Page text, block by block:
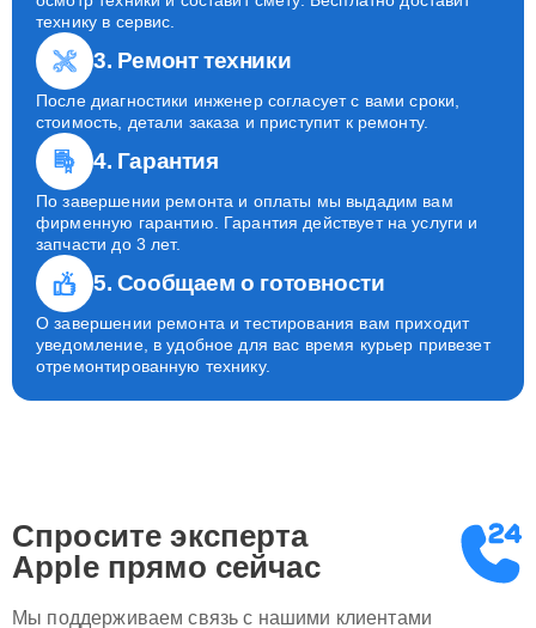
осмотр техники и составит смету. Бесплатно доставит
технику в сервис.
3. Ремонт техники
После диагностики инженер согласует с вами сроки,
стоимость, детали заказа и приступит к ремонту.
4. Гарантия
По завершении ремонта и оплаты мы выдадим вам
фирменную гарантию. Гарантия действует на услуги и
запчасти до 3 лет.
5. Сообщаем о готовности
О завершении ремонта и тестирования вам приходит
уведомление, в удобное для вас время курьер привезет
отремонтированную технику.
Спросите эксперта
Apple прямо сейчас